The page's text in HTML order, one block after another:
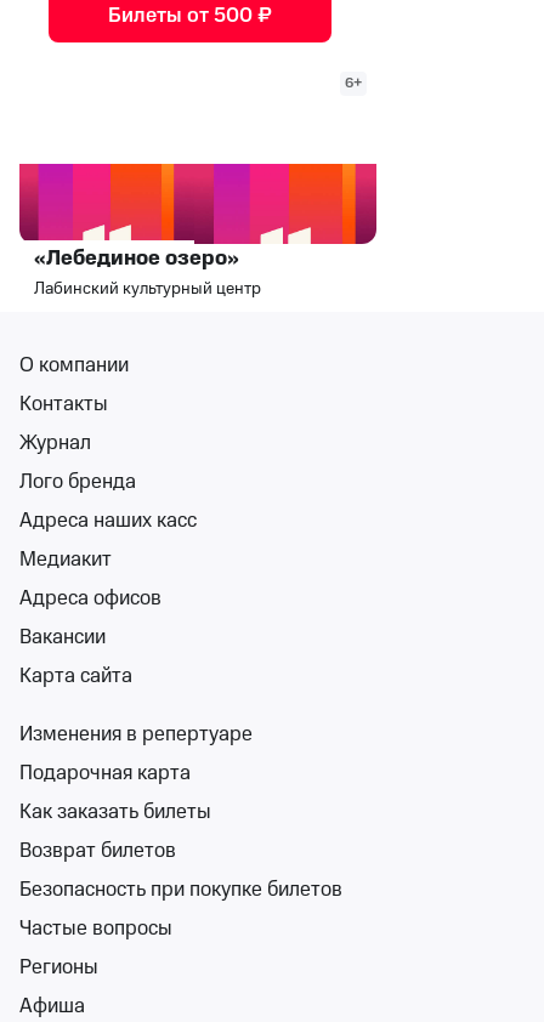
Билеты от 500 ₽
6+
«Лебединое озеро»
Лабинский культурный центр
от 1 500 ₽
вс 11 октября, 16:00
балета Кубани
Краснодарская филармония имени Пономаренко
вс 15 нояб, 11:00
Краснодарская филармония имени Пономаренко
от 300 ₽
вс 15 ноября, 11:00• осталось более 100 билетов
Билеты от 300 ₽
О компании
Контакты
Журнал
Лого бренда
Адреса наших касс
Медиакит
Адреса офисов
Вакансии
Карта сайта
Изменения в репертуаре
Подарочная карта
Как заказать билеты
Возврат билетов
Безопасность при покупке билетов
Частые вопросы
Регионы
Афиша